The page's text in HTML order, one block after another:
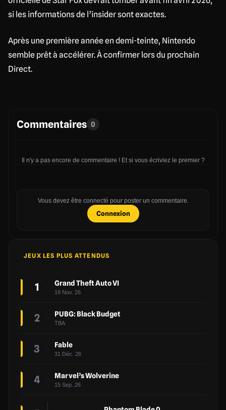
si les informations de l’insider sont exactes.
Après une première année en demi-teinte, Nintendo
semble prêt à accélérer. À confirmer lors du prochain
Direct.
Commentaires 0
Il n'y a pas encore de commentaire ! Et si vous écriviez le premier ?
Vous devez être connecté pour poster un commentaire.
Connexion
JEUX LES PLUS ATTENDUS
1 Grand Theft Auto VI
19 Nov. 26
2 PUBG: Black Budget
TBA
3 Fable
31 Déc. 26
4 Marvel’s Wolverine
15 Sep. 26